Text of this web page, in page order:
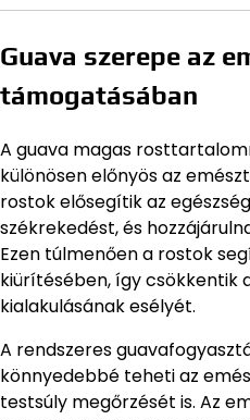
Guava szerepe az
támogatásában
A guava magas
különösen előnyös az
rostok elősegítik az
székrekedést, és
Ezen túlmenően a rostok
kiürítésében, így csökkentik
kialakulásának esélyét.
A rendszeres
könnyedebbé teheti az
testsúly megőrzését is. Az